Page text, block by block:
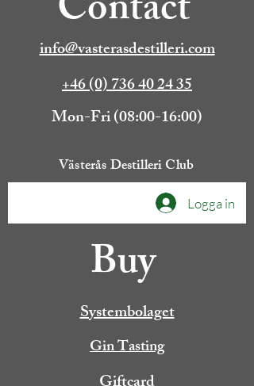
info@vasterasdestilleri.com
+46 (0) 736 40 24 35
Mon-Fri (08:00-16:00)
Västerås Destilleri Club
Logga in
Buy
Systembolaget
Gin Tasting